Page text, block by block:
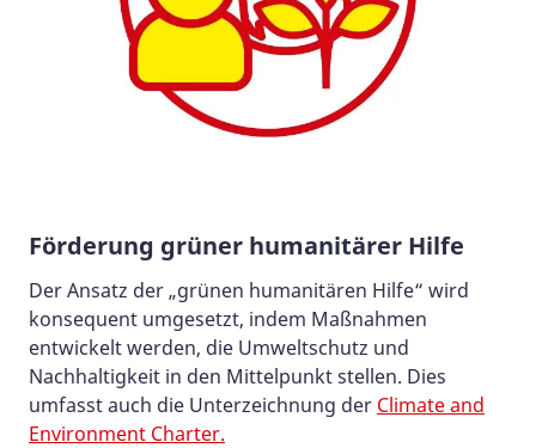
Förderung grüner humanitärer Hilfe
Der Ansatz der „grünen humanitären Hilfe“ wird
konsequent umgesetzt, indem Maßnahmen
entwickelt werden, die Umweltschutz und
Nachhaltigkeit in den Mittelpunkt stellen. Dies
umfasst auch die Unterzeichnung der Climate and
Environment Charter.